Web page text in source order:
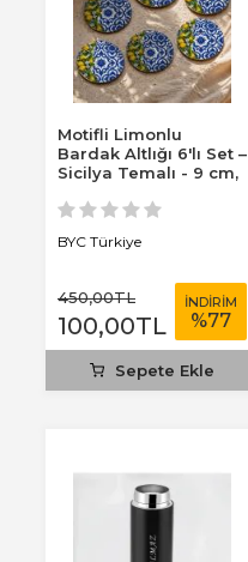
Motifli Limonlu
Bardak Altlığı 6'lı Set –
Sicilya Temalı - 9 cm,
BYC Türkiye
450,00TL
100,00TL
İNDİRİM
%77
Sepete Ekle